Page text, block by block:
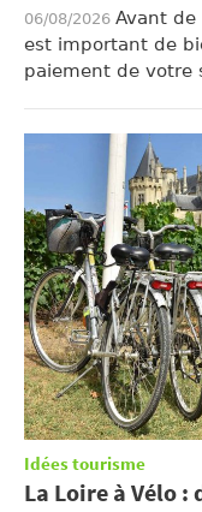
06/08/2026 Avant
est important de
paiement de votre
Idées tourisme
La Loire à Vélo :